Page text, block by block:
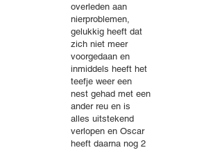
overleden aan
nierproblemen,
gelukkig heeft dat
zich niet meer
voorgedaan en
inmiddels heeft het
teefje weer een
nest gehad met een
ander reu en is
alles uitstekend
verlopen en Oscar
heeft daarna nog 2